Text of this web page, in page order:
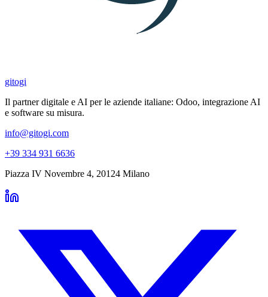
gitogi
Il partner digitale e AI per le aziende italiane: Odoo, integrazione AI
e software su misura.
info@gitogi.com
+39 334 931 6636
Piazza IV Novembre 4, 20124 Milano